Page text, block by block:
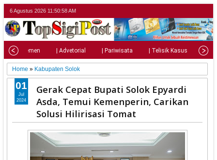
6 Agustus 2026 11:51:00 AM
| Parlemen | Advetorial | Pariwisata | Telisik Kasus |
Home » Kabupaten Solok
Gerak Cepat Bupati Solok Epyardi
Asda, Temui Kemenperin, Carikan
Solusi Hilirisasi Tomat
01
Jul
2024